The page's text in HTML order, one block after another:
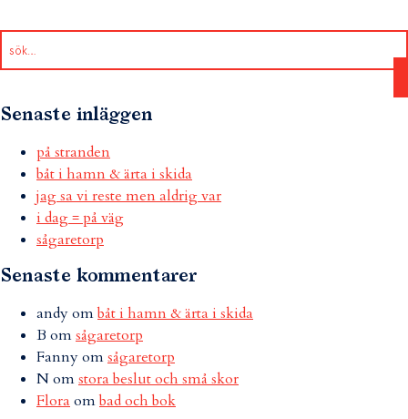
Senaste inläggen
på stranden
båt i hamn & ärta i skida
jag sa vi reste men aldrig var
i dag = på väg
sågaretorp
Senaste kommentarer
andyombåt i hamn & ärta i skida
B omsågaretorp
Fannyomsågaretorp
Nomstora beslut och små skor
Flora ombad och bok